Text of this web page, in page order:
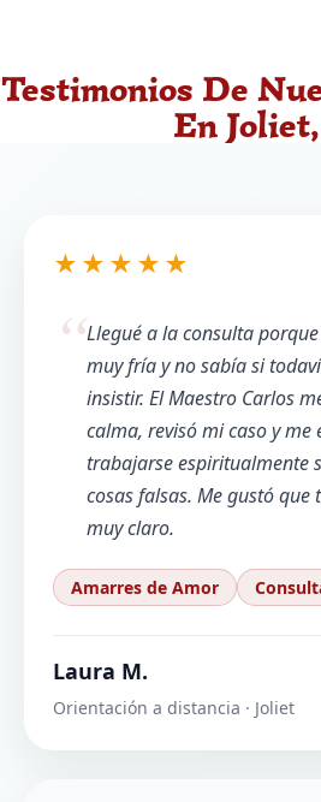
Testimonios De
En
★★★★★
Llegué a la consulta
muy fría y no sabía si
insistir. El Maestro Carlos
calma, revisó mi caso y me
trabajarse espiritualmente
cosas falsas. Me gustó
muy claro.
Amarres de Amor
Laura M.
Orientación a distancia · Joliet